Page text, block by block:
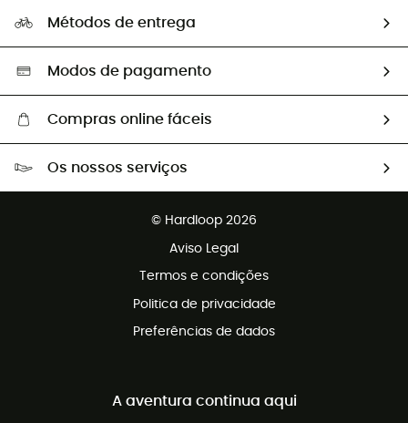
Trocas & Devoluções
Os nossos embaixadores
Seleção eco-responsável
Métodos de entrega
Modos de pagamento
Compras online fáceis
Devoluções gratuitas em 100 dias
Os nossos serviços
© Hardloop 2026
Aviso Legal
Termos e condições
Politica de privacidade
Preferências de dados
A aventura continua aqui